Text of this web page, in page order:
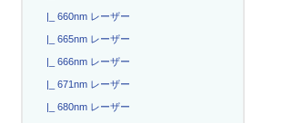
|_ 660nm レーザー
|_ 665nm レーザー
|_ 666nm レーザー
|_ 671nm レーザー
|_ 680nm レーザー